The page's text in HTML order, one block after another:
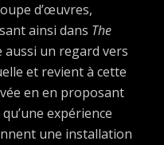
d’œuvres,
ainsi dans The
aussi un regard vers
et revient à cette
en en proposant
expérience
une installation